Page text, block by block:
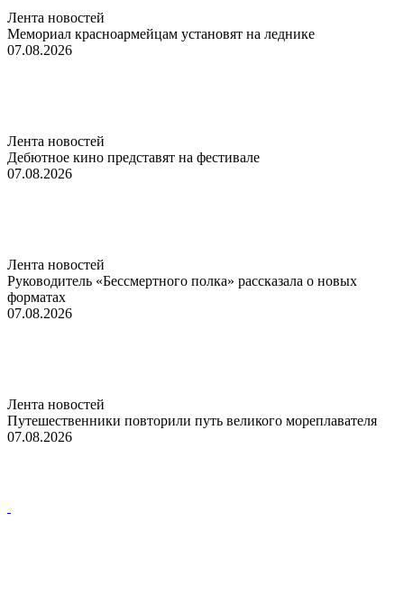
Лента новостей
Мемориал красноармейцам установят на леднике
07.08.2026
Лента новостей
Дебютное кино представят на фестивале
07.08.2026
Лента новостей
Руководитель «Бессмертного полка» рассказала о новых
форматах
07.08.2026
Лента новостей
Путешественники повторили путь великого мореплавателя
07.08.2026